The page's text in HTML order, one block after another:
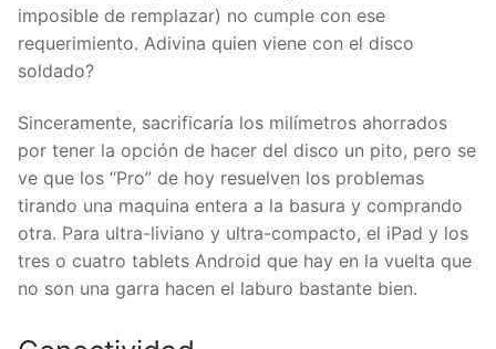
imposible de remplazar) no cumple con ese
requerimiento. Adivina quien viene con el disco
soldado?
Sinceramente, sacrificaría los milímetros ahorrados
por tener la opción de hacer del disco un pito, pero se
ve que los “Pro” de hoy resuelven los problemas
tirando una maquina entera a la basura y comprando
otra. Para ultra-liviano y ultra-compacto, el iPad y los
tres o cuatro tablets Android que hay en la vuelta que
no son una garra hacen el laburo bastante bien.